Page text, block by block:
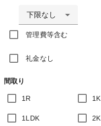
下限なし
管理費等含む
礼金なし
間取り
1R 1K
1LDK 2K